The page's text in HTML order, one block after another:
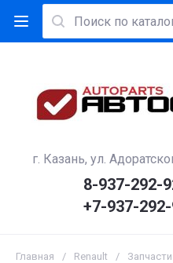
г. Казань, ул.
8-937-292-
+7-937-
Главная / Renault /